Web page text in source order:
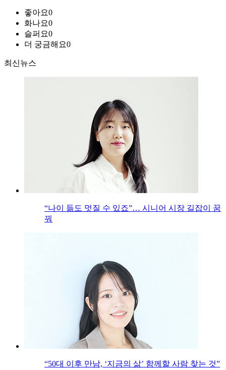
좋아요0
화나요0
슬퍼요0
더 궁금해요0
최신뉴스
“나이 듦도 멋질 수 있죠”… 시니어 시장 길잡이 꿈
꿔
“50대 이후 만남, ‘지금의 삶’ 함께할 사람 찾는 것”